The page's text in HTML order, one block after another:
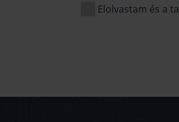
Elolvastam és a